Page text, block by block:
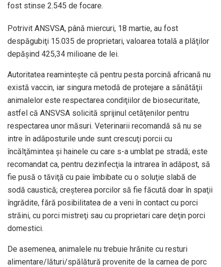
fost stinse 2.545 de focare.
Potrivit ANSVSA, până miercuri, 18 martie, au fost
despăgubiţi 15.035 de proprietari, valoarea totală a plăţilor
depăşind 425,34 milioane de lei.
Autoritatea reaminteşte că pentru pesta porcină africană nu
există vaccin, iar singura metodă de protejare a sănătăţii
animalelor este respectarea condiţiilor de biosecuritate,
astfel că ANSVSA solicită sprijinul cetăţenilor pentru
respectarea unor măsuri. Veterinarii recomandă să nu se
intre în adăposturile unde sunt crescuţi porcii cu
încălţămintea şi hainele cu care s-a umblat pe stradă; este
recomandat ca, pentru dezinfecţia la intrarea în adăpost, să
fie pusă o tăviţă cu paie îmbibate cu o soluţie slabă de
sodă caustică; creşterea porcilor să fie făcută doar în spaţii
îngrădite, fără posibilitatea de a veni în contact cu porci
străini, cu porci mistreţi sau cu proprietari care deţin porci
domestici.
De asemenea, animalele nu trebuie hrănite cu resturi
alimentare/lături/spălătură provenite de la carnea de porc